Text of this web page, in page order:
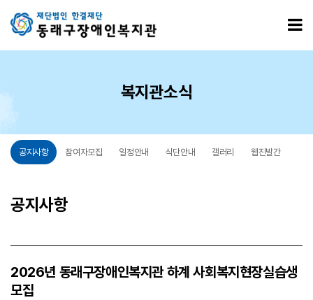
복지관소식
공지사항 참여자모집 일정안내 식단안내 갤러리 웹진발간
공지사항
2026년 동래구장애인복지관 하계 사회복지현장실습생
모집